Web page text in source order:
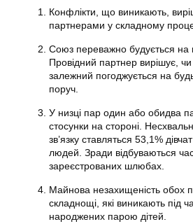
Конфлікти, що виникають,
партнерами у складному
Союз переважно будується на
Провідний партнер вирішує, чи
залежний погоджується на
поруч.
У низці пар один або обидва
стосунки на стороні.
зв’язку ставляться 53,1%
людей. Зради відбуваються
зареєстрованих шлюбах.
Майнова незахищеність обох
складнощі, які виникають під
народжених парою дітей.